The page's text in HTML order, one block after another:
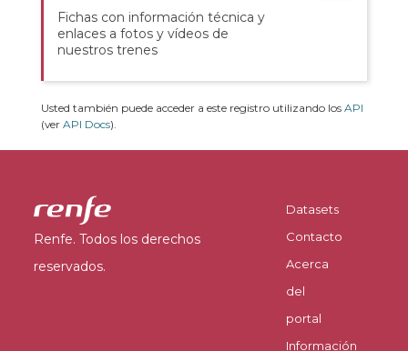
Fichas con información técnica y
enlaces a fotos y vídeos de
nuestros trenes
Usted también puede acceder a este registro utilizando los API
(ver API Docs).
Renfe. Todos los derechos
reservados.
Datasets
Contacto
Acerca
del
portal
Información